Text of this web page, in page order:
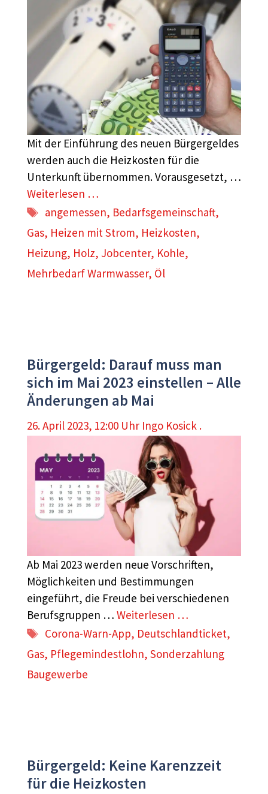
Mit der Einführung des neuen Bürgergeldes
werden auch die Heizkosten für die
Unterkunft übernommen. Vorausgesetzt, …
Weiterlesen …
Schlagwörter
angemessen, Bedarfsgemeinschaft,
Gas, Heizen mit Strom, Heizkosten,
Heizung, Holz, Jobcenter, Kohle,
Mehrbedarf Warmwasser, Öl
Bürgergeld: Darauf muss man
sich im Mai 2023 einstellen – Alle
Änderungen ab Mai
26. April 2023, 12:00 Uhr Ingo Kosick .
Ab Mai 2023 werden neue Vorschriften,
Möglichkeiten und Bestimmungen
eingeführt, die Freude bei verschiedenen
Berufsgruppen … Weiterlesen …
Schlagwörter
Corona-Warn-App, Deutschlandticket,
Gas, Pflegemindestlohn, Sonderzahlung
Baugewerbe
Bürgergeld: Keine Karenzzeit
für die Heizkosten